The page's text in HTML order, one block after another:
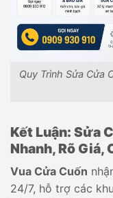
Quy Trình Sửa Cửa
Kết Luận: Sửa
Nhanh, Rõ Giá,
Vua Cửa Cuốn
24/7, hỗ trợ các